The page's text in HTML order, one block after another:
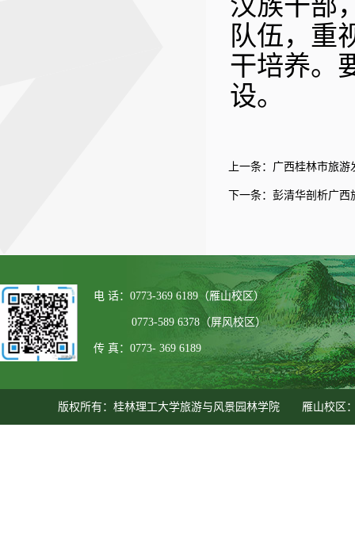
汉族干部
队伍，重
干培养。
设。
上一条： 广西桂林市旅游
下一条： 彭清华剖析广西
电 话：0773-369 6189（雁山校区）
0773-589 6378（屏风校区）
传 真：0773- 369 6189
版权所有：桂林理工大学旅游与风景园林学院 雁山校区